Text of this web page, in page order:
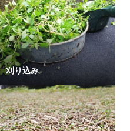
刈り込み